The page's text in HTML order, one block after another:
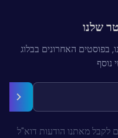
שלנו
בפוסטים האחרונים בבלוג
נוסף
לקבל מאתנו הודעות דוא"ל